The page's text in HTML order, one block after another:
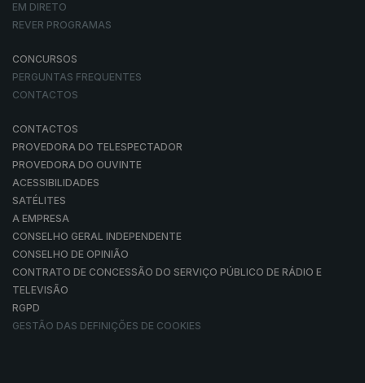
EM DIRETO
REVER PROGRAMAS
CONCURSOS
PERGUNTAS FREQUENTES
CONTACTOS
CONTACTOS
PROVEDORA DO TELESPECTADOR
PROVEDORA DO OUVINTE
ACESSIBILIDADES
SATÉLITES
A EMPRESA
CONSELHO GERAL INDEPENDENTE
CONSELHO DE OPINIÃO
CONTRATO DE CONCESSÃO DO SERVIÇO PÚBLICO DE RÁDIO E
TELEVISÃO
RGPD
GESTÃO DAS DEFINIÇÕES DE COOKIES